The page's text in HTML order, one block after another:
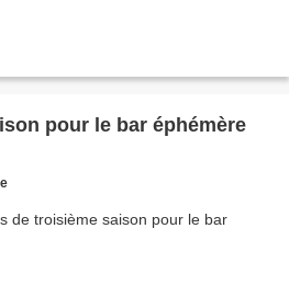
pour le bar éphémère